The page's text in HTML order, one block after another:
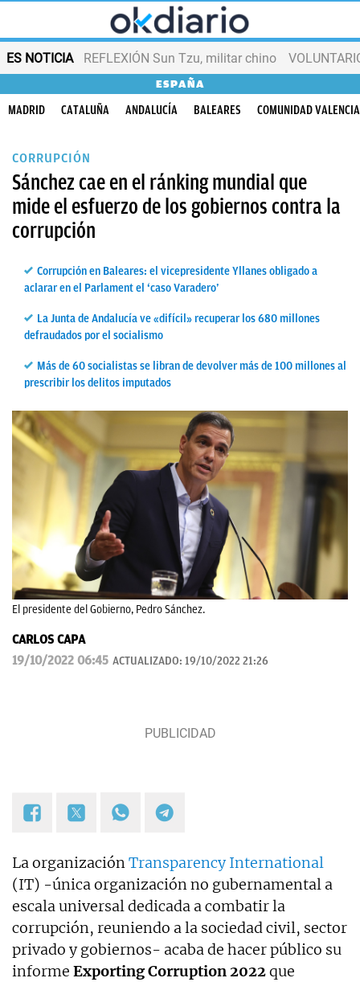
ES NOTICIA REFLEXIÓN Sun Tzu, militar chino
ESPAÑA
MADRID CATALUÑA ANDALUCÍA BALEARES COMUNIDAD
CORRUPCIÓN
Sánchez cae en el ránking mundial que
mide el esfuerzo de los gobiernos contra la
corrupción
Corrupción en Baleares: el vicepresidente Yllanes obligado a
aclarar en el Parlament el ‘caso Varadero’
La Junta de Andalucía ve «difícil» recuperar los 680 millones
defraudados por el socialismo
Más de 60 socialistas se libran de devolver más de 100 millones al
prescribir los delitos imputados
El presidente del Gobierno, Pedro Sánchez.
CARLOS CAPA
19/10/2022 06:45 ACTUALIZADO: 19/10/2022 21:26
La organizaciónTransparency International
(IT) -única organización no gubernamental a
escala universal dedicada a combatir la
corrupción, reuniendo a la sociedad civil, sector
privado y gobiernos- acaba de hacer público su
informe Exporting Corruption 2022que